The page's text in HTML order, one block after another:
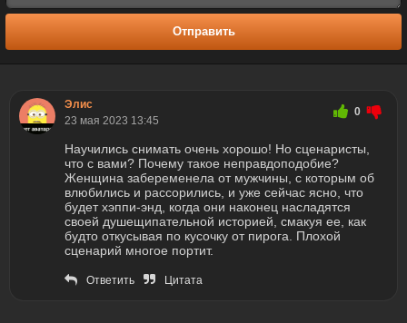
Отправить
Элис
23 мая 2023 13:45
0
Научились снимать очень хорошо! Но сценаристы,
что с вами? Почему такое неправдоподобие?
Женщина забеременела от мужчины, с которым об
влюбились и рассорились, и уже сейчас ясно, что
будет хэппи-энд, когда они наконец насладятся
своей душещипательной историей, смакуя ее, как
будто откусывая по кусочку от пирога. Плохой
сценарий многое портит.
Ответить Цитата